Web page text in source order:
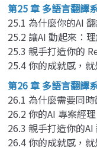
第25 章 多語言翻譯
25.1 為什麼你的AI
25.2 讓AI 動起來：
25.3 親手打造你的
25.4 你的成就感，就
第26 章 多語言翻譯
26.1 為什麼需要同
26.2 你的AI 專案經
26.3 親手打造你的
26.4 你的成就感，就